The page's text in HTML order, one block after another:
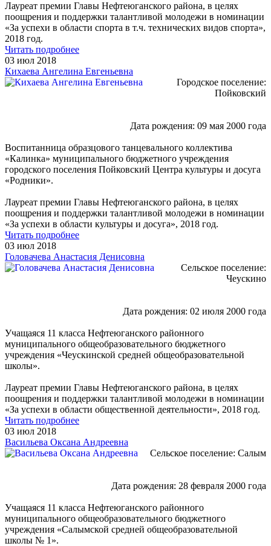
Лауреат премии Главы Нефтеюганского района, в целях
поощрения и поддержки талантливой молодежи в номинации
«За успехи в области спорта в т.ч. технических видов спорта»,
2018 год.
Читать подробнее
03 июл 2018
Кихаева Ангелина Евгеньевна
Городское поселение:
Пойковский
Дата рождения: 09 мая 2000 года
Воспитанница образцового танцевального коллектива
«Калинка» муниципального бюджетного учреждения
городского поселения Пойковский Центра культуры и досуга
«Родники».
Лауреат премии Главы Нефтеюганского района, в целях
поощрения и поддержки талантливой молодежи в номинации
«За успехи в области культуры и досуга», 2018 год.
Читать подробнее
03 июл 2018
Головачева Анастасия Денисовна
Сельское поселение:
Чеускино
Дата рождения: 02 июля 2000 года
Учащаяся 11 класса Нефтеюганского районного
муниципального общеобразовательного бюджетного
учреждения «Чеускинской средней общеобразовательной
школы».
Лауреат премии Главы Нефтеюганского района, в целях
поощрения и поддержки талантливой молодежи в номинации
«За успехи в области общественной деятельности», 2018 год.
Читать подробнее
03 июл 2018
Васильева Оксана Андреевна
Сельское поселение: Салым
Дата рождения: 28 февраля 2000 года
Учащаяся 11 класса Нефтеюганского районного
муниципального общеобразовательного бюджетного
учреждения «Салымской средней общеобразовательной
школы № 1».